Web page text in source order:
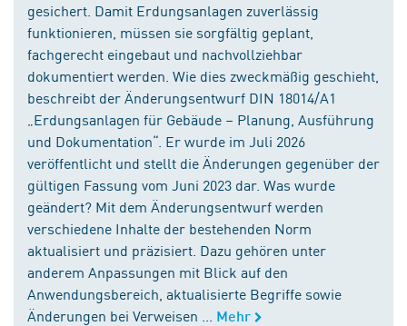
gesichert. Damit Erdungsanlagen zuverlässig
funktionieren, müssen sie sorgfältig geplant,
fachgerecht eingebaut und nachvollziehbar
dokumentiert werden. Wie dies zweckmäßig geschieht,
beschreibt der Änderungsentwurf DIN 18014/A1
„Erdungsanlagen für Gebäude – Planung, Ausführung
und Dokumentation“. Er wurde im Juli 2026
veröffentlicht und stellt die Änderungen gegenüber der
gültigen Fassung vom Juni 2023 dar. Was wurde
geändert? Mit dem Änderungsentwurf werden
verschiedene Inhalte der bestehenden Norm
aktualisiert und präzisiert. Dazu gehören unter
anderem Anpassungen mit Blick auf den
Anwendungsbereich, aktualisierte Begriffe sowie
Änderungen bei Verweisen ...
Mehr